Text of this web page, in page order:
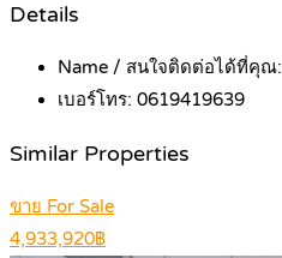
Details
Name / สนใจติดต่อได้ที่คุณ:
เบอร์โทร: 0619419639
Similar Properties
ขาย For Sale
4,933,920฿